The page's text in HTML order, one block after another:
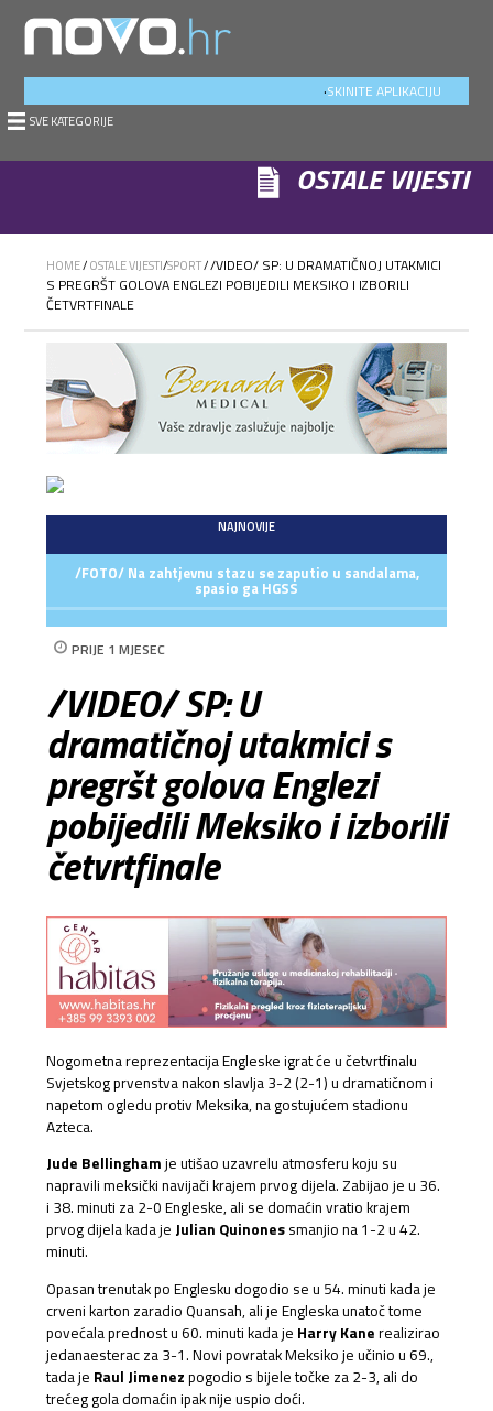
SKINITE APLIKACIJU
.
SVE KATEGORIJE
OSTALE VIJESTI
HOME/OSTALE VIJESTI/SPORT//VIDEO/ SP: U DRAMATIČNOJ UTAKMICI
S PREGRŠT GOLOVA ENGLEZI POBIJEDILI MEKSIKO I IZBORILI
ČETVRTFINALE
NAJNOVIJE
/FOTO/ Na zahtjevnu stazu se zaputio u sandalama,
spasio ga HGSS
PRIJE 1 MJESEC
/VIDEO/ SP: U
dramatičnoj utakmici s
pregršt golova Englezi
pobijedili Meksiko i izborili
četvrtfinale
Nogometna reprezentacija Engleske igrat će u četvrtfinalu
Svjetskog prvenstva nakon slavlja 3-2 (2-1) u dramatičnom i
napetom ogledu protiv Meksika, na gostujućem stadionu
Azteca.
Jude Bellingham je utišao uzavrelu atmosferu koju su
napravili meksički navijači krajem prvog dijela. Zabijao je u 36.
i 38. minuti za 2-0 Engleske, ali se domaćin vratio krajem
prvog dijela kada je Julian Quinones smanjio na 1-2 u 42.
minuti.
Opasan trenutak po Englesku dogodio se u 54. minuti kada je
crveni karton zaradio Quansah, ali je Engleska unatoč tome
povećala prednost u 60. minuti kada je Harry Kanerealizirao
jedanaesterac za 3-1. Novi povratak Meksiko je učinio u 69.,
tada je Raul Jimenezpogodio s bijele točke za 2-3, ali do
trećeg gola domaćin ipak nije uspio doći.